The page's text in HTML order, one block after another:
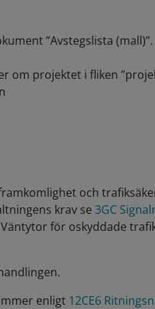
”Avstegslista (mall)”.
om projektet i fliken
och
krav se 3GC
för oskyddade
enligt 12CE6